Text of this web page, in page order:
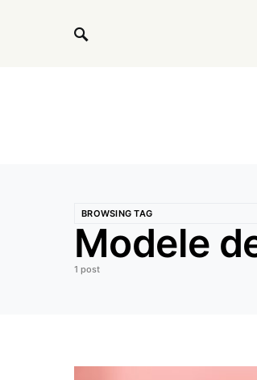
BROWSING TAG
Modele
1 post